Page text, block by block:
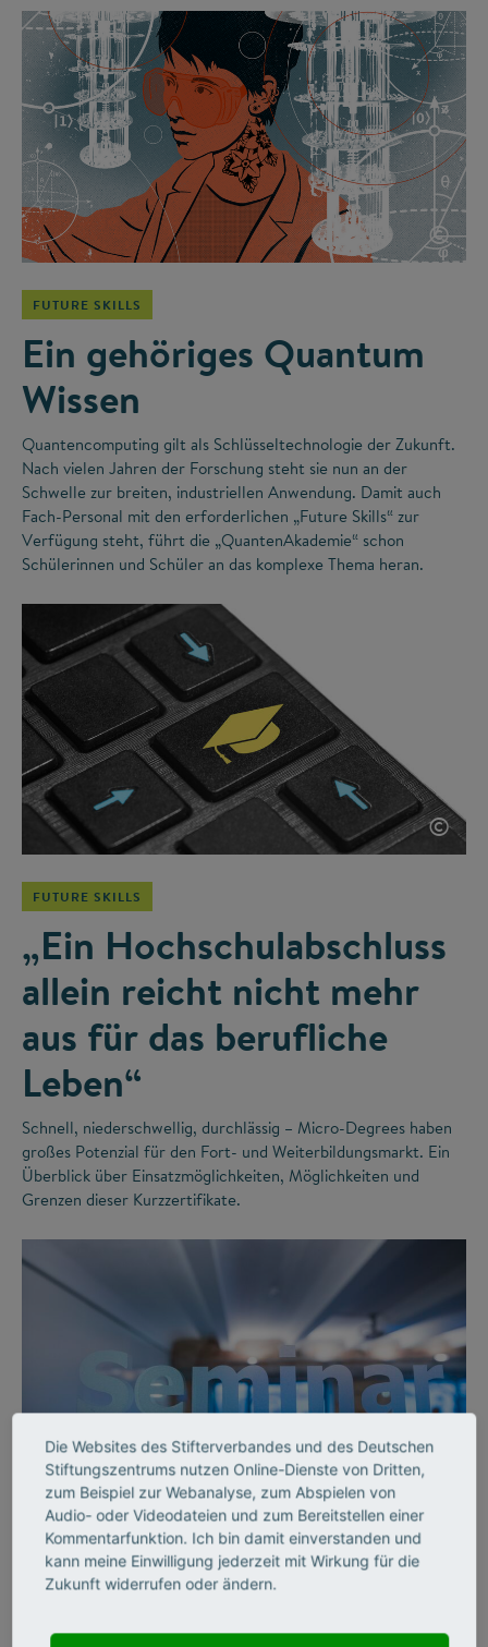
©
FUTURE SKILLS
Ein gehöriges Quantum
Wissen
Quantencomputing gilt als Schlüsseltechnologie der Zukunft.
Nach vielen Jahren der Forschung steht sie nun an der
Schwelle zur breiten, industriellen Anwendung. Damit auch
Fach-Personal mit den erforderlichen „Future Skills“ zur
Verfügung steht, führt die „QuantenAkademie“ schon
Schülerinnen und Schüler an das komplexe Thema heran.
©
FUTURE SKILLS
„Ein Hochschulabschluss
allein reicht nicht mehr
aus für das berufliche
Leben“
Schnell, niederschwellig, durchlässig – Micro-Degrees haben
großes Potenzial für den Fort- und Weiterbildungsmarkt. Ein
Überblick über Einsatzmöglichkeiten, Möglichkeiten und
Grenzen dieser Kurzzertifikate.
©
FUTURE SKILLS
Weiterbildung:
Hochschulwissen
Die Websites des Stifterverbandes und des Deutschen
Stiftungszentrums nutzen Online-Dienste von Dritten,
zum Beispiel zur Webanalyse, zum Abspielen von
Audio- oder Videodateien und zum Bereitstellen einer
Kommentarfunktion. Ich bin damit einverstanden und
kann meine Einwilligung jederzeit mit Wirkung für die
Zukunft widerrufen oder ändern.